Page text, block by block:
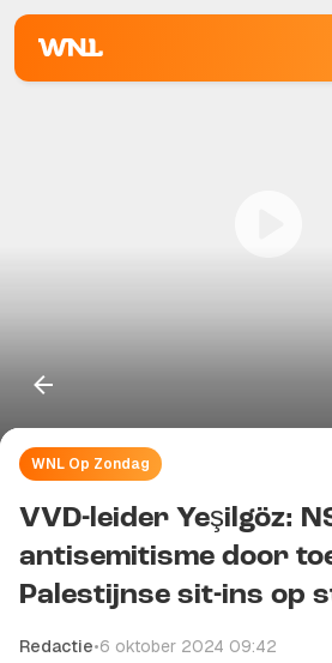
WNL Op Zondag
VVD-leider Yeşilgöz:
antisemitisme door
Palestijnse sit-ins op
Redactie•6 oktober 2024 09:42